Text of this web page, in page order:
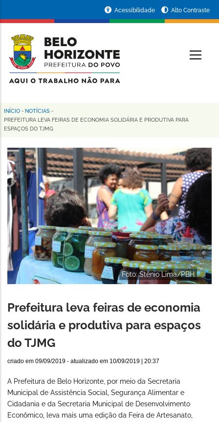
conteúdo
principal
da
Prefeitura
de
Horizonte
Acessibilidade Alto Contraste
Trilha
de
navegação
INÍCIO - NOTÍCIAS -
PREFEITURA LEVA FEIRAS DE ECONOMIA SOLIDÁRIA E PRODUTIVA PARA
ESPAÇOS DO TJMG
Foto: Stênio Lima/PBH
Prefeitura leva feiras de economia
solidária e produtiva para espaços
do TJMG
criado em 09/09/2019 - atualizado em 10/09/2019 | 20:37
A Prefeitura de Belo Horizonte, por meio da Secretaria
Municipal de Assistência Social, Segurança Alimentar e
Cidadania e da Secretaria Municipal de Desenvolvimento
Econômico, leva mais uma edição da Feira de Artesanato,